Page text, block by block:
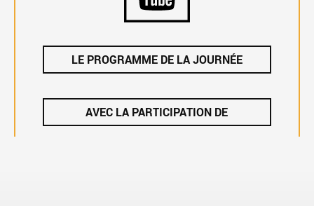
LE PROGRAMME DE LA JOURNÉE
AVEC LA PARTICIPATION DE